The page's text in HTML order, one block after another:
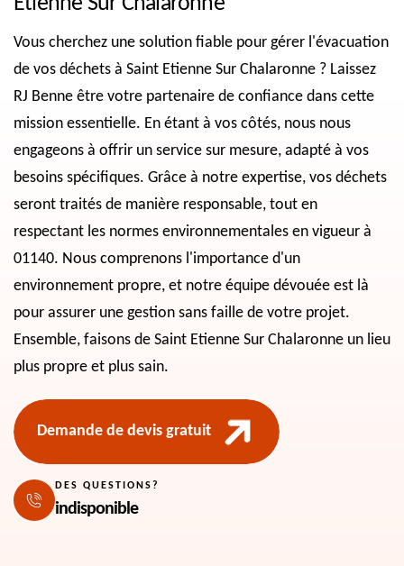
Vous cherchez une solution fiable pour gérer l'évacuation
de vos déchets à Saint Etienne Sur Chalaronne ? Laissez
RJ Benne être votre partenaire de confiance dans cette
mission essentielle. En étant à vos côtés, nous nous
engageons à offrir un service sur mesure, adapté à vos
besoins spécifiques. Grâce à notre expertise, vos déchets
seront traités de manière responsable, tout en
respectant les normes environnementales en vigueur à
01140. Nous comprenons l'importance d'un
environnement propre, et notre équipe dévouée est là
pour assurer une gestion sans faille de votre projet.
Ensemble, faisons de Saint Etienne Sur Chalaronne un lieu
plus propre et plus sain.
Demande de devis gratuit
DES QUESTIONS?
indisponible